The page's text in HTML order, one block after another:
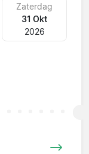
Zaterdag
31 Okt
2026